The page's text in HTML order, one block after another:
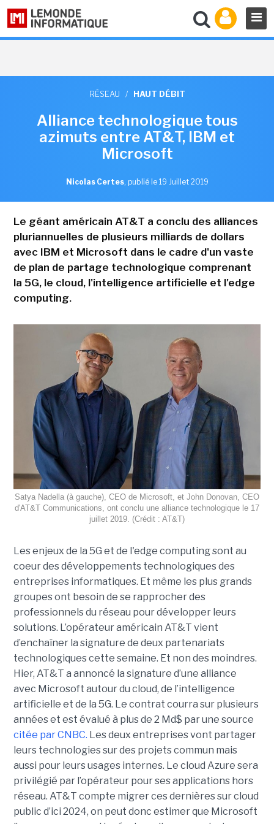
RÉSEAU / HAUT DÉBIT
Alliance technologique tous
azimuts entre AT&T, IBM et
Microsoft
Nicolas Certes, publié le 19 Juillet 2019
Le géant américain AT&T a conclu des alliances
pluriannuelles de plusieurs milliards de dollars
avec IBM et Microsoft dans le cadre d'un vaste
de plan de partage technologique comprenant
la 5G, le cloud, l'intelligence artificielle et l'edge
computing.
Satya Nadella (à gauche), CEO de Microsoft, et John Donovan, CEO
d'AT&T Communications, ont conclu une alliance technologique le 17
juillet 2019. (Crédit : AT&T)
Les enjeux de la 5G et de l'edge computing sont au
coeur des développements technologiques des
entreprises informatiques. Et même les plus grands
groupes ont besoin de se rapprocher des
professionnels du réseau pour développer leurs
solutions. L’opérateur américain AT&T vient
d’enchaîner la signature de deux partenariats
technologiques cette semaine. Et non des moindres.
Hier, AT&T a annoncé la signature d’une alliance
avec Microsoft autour du cloud, de l’intelligence
artificielle et de la 5G. Le contrat courra sur plusieurs
années et est évalué à plus de 2 Md$ par une source
citée par CNBC. Les deux entreprises vont partager
leurs technologies sur des projets commun mais
aussi pour leurs usages internes. Le cloud Azure sera
privilégié par l’opérateur pour ses applications hors
réseau. AT&T compte migrer ces dernières sur cloud
public d’ici 2024, on peut donc estimer que Microsoft